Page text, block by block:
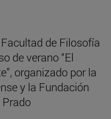
de Filosofía
de verano “El
organizado por la
y la Fundación